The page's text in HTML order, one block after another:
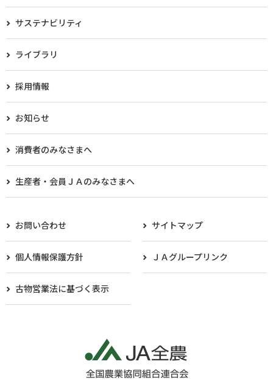
サステナビリティ
ライブラリ
採用情報
お知らせ
消費者のみなさまへ
生産者・会員ＪＡのみなさまへ​
お問い合わせ サイトマップ
個人情報保護方針 ＪＡグループリンク
古物営業法に基づく表示